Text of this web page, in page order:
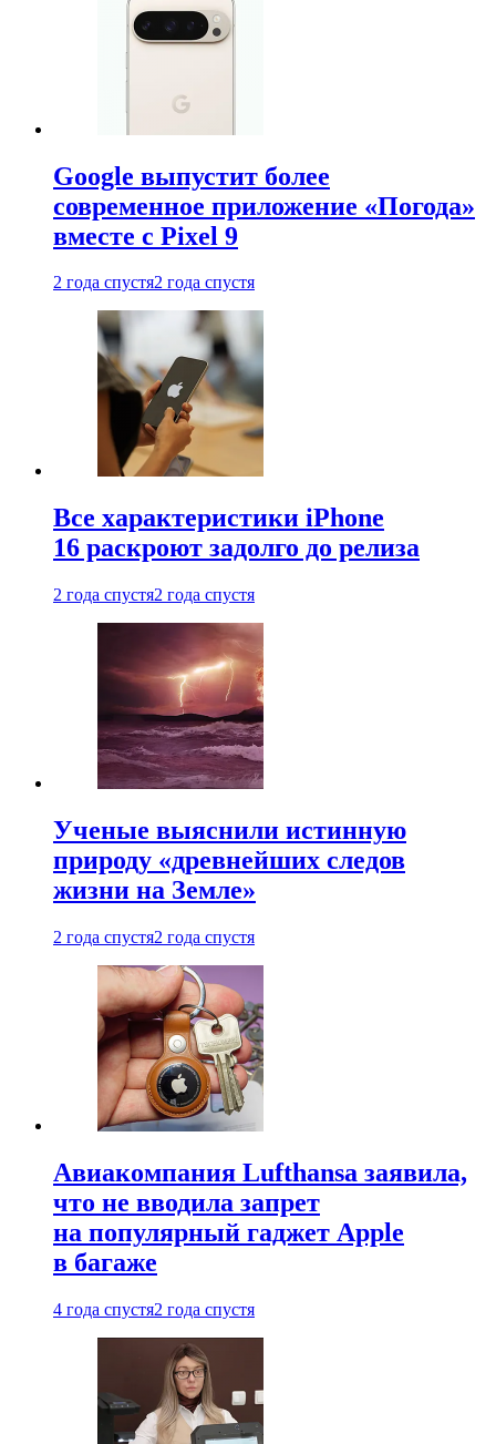
Google выпустит более
современное приложение «Погода»
вместе с Pixel 9
2 года спустя2 года спустя
Все характеристики iPhone
16 раскроют задолго до релиза
2 года спустя2 года спустя
Ученые выяснили истинную
природу «древнейших следов
жизни на Земле»
2 года спустя2 года спустя
Авиакомпания Lufthansa заявила,
что не вводила запрет
на популярный гаджет Apple
в багаже
4 года спустя2 года спустя